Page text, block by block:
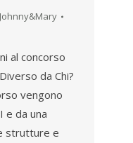
al concorso
da Chi?
vengono
e da una
strutture e